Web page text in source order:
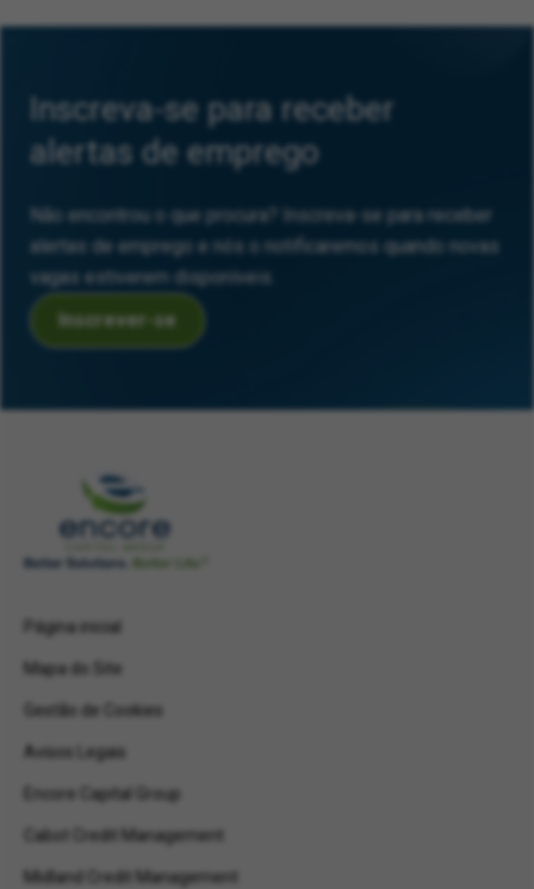
Inscreva-se para receber
alertas de emprego
Não encontrou o que procura? Inscreva-se para receber
alertas de emprego e nós o notificaremos quando novas
vagas estiverem disponíveis.
Inscrever-se
Página inicial
Mapa do Site
Gestão de Cookies
Avisos Legais
Encore Capital Group
Cabot Credit Management
Midland Credit Management